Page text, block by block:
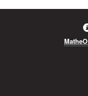
MatheO